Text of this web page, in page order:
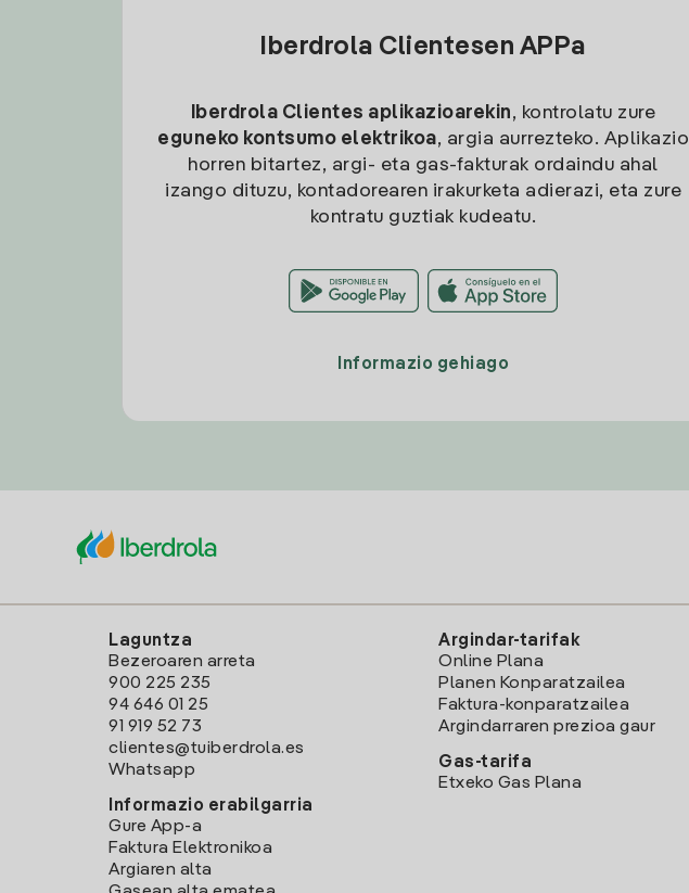
Iberdrola Clientesen APPa
Iberdrola Clientes aplikazioarekin, kontrolatu zure
eguneko kontsumo elektrikoa, argia aurrezteko. Aplikazio
horren bitartez, argi- eta gas-fakturak ordaindu ahal
izango dituzu, kontadorearen irakurketa adierazi, eta zure
kontratu guztiak kudeatu.
Informazio gehiago
Laguntza
Bezeroaren arreta
900 225 235
94 646 01 25
91 919 52 73
clientes@tuiberdrola.es
Whatsapp
Informazio erabilgarria
Gure App-a
Faktura Elektronikoa
Argiaren alta
Argindar-tarifak
Online Plana
Planen Konparatzailea
Faktura-konparatzailea
Argindarraren prezioa gaur
Gas-tarifa
Etxeko Gas Plana